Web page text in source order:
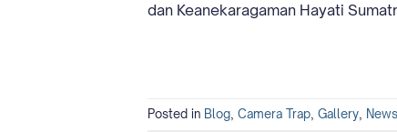
dan Keanekaragaman Hayati
Posted in Blog, Camera Trap, Gallery, News